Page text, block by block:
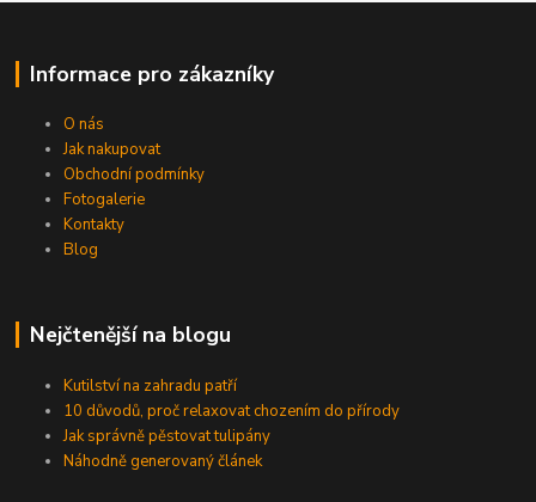
Informace pro zákazníky
O nás
Jak nakupovat
Obchodní podmínky
Fotogalerie
Kontakty
Blog
Nejčtenější na blogu
Kutilství na zahradu patří
10 důvodů, proč relaxovat chozením do přírody
Jak správně pěstovat tulipány
Náhodně generovaný článek